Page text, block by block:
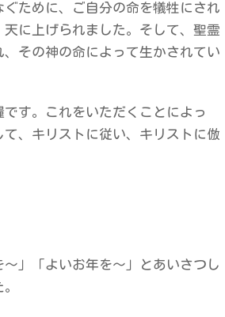
ために、ご自分の命を犠牲にされ
に上げられました。そして、聖霊
その神の命によって生かされてい
す。これをいただくことによっ
、キリストに従い、キリストに倣
」「よいお年を～」とあいさつし